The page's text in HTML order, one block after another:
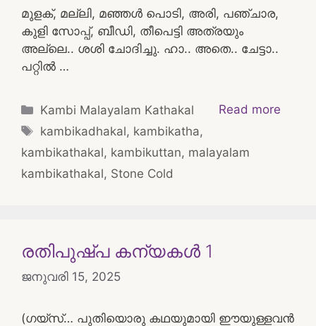
മുളക്, മല്ലി, മഞ്ഞൾ പൊടി, അരി, പഞ്ചാര,
കുളി സോപ്പ്, ബീഡി, തീപെട്ടി അത്രയും
അല്ലെ.. ശശി ചോദിച്ചു. ഹാ.. അതെ.. ചേട്ടാ..
പറ്റിൽ …
Read more
Categories
Kambi Malayalam Kathakal
Tags
kambikadhakal, kambikatha,
kambikathakal, kambikuttan, malayalam
kambikathakal, Stone Cold
രതിപുഷ്പ കന്യകൾ 1
ജനുവരി 15, 2025
(ഗയ്സ്… പുതിയൊരു കഥയുമായി ഈയുള്ളവൻ